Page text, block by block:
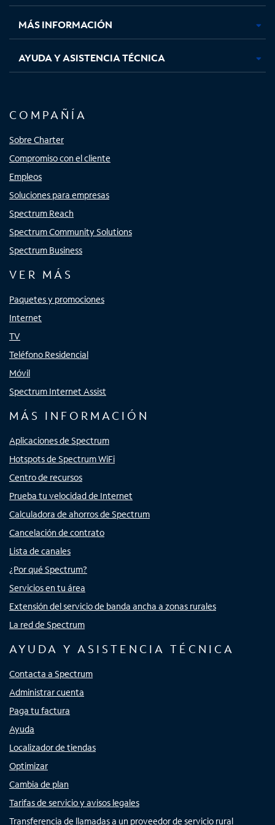
nuevanuevanuevanueva
MÁS INFORMACIÓN
AYUDA Y ASISTENCIA TÉCNICA
COMPAÑÍA
Sobre Charter
Compromiso con el cliente
Empleos
Soluciones para empresas
Spectrum Reach
Spectrum Community Solutions
Spectrum Business
VER MÁS
Paquetes y promociones
Internet
TV
Teléfono Residencial
Móvil
Spectrum Internet Assist
MÁS INFORMACIÓN
Aplicaciones de Spectrum
Hotspots de Spectrum WiFi
Centro de recursos
Prueba tu velocidad de Internet
Calculadora de ahorros de Spectrum
Cancelación de contrato
Lista de canales
¿Por qué Spectrum?
Servicios en tu área
Extensión del servicio de banda ancha a zonas rurales
La red de Spectrum
AYUDA Y ASISTENCIA TÉCNICA
Contacta a Spectrum
Administrar cuenta
Paga tu factura
Ayuda
Localizador de tiendas
Optimizar
Cambia de plan
Tarifas de servicio y avisos legales
Transferencia de llamadas a un proveedor de servicio rural